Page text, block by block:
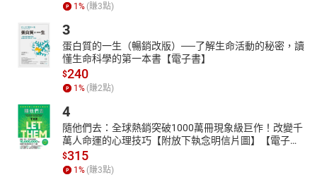
1 % (賺3點)
3
蛋白質的一生（暢銷改版）──了解生命活動的秘密，讀
懂生命科學的第一本書【電子書】
$240
1 % (賺2點)
4
隨他們去：全球熱銷突破1000萬冊現象級巨作！改變千
萬人命運的心理技巧【附放下執念明信片圖】【電子
書】
$315
1 % (賺3點)